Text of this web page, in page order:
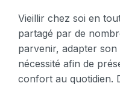
Vieillir chez soi en
partagé par de
parvenir, adapter
nécessité afin de
confort au quotidien.